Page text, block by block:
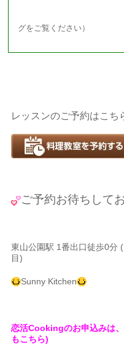
顔ヨガ専用
グをご覧ください）
レッスンのご予約はこち
ご予約お待ちして
東山公園駅 1番出口徒歩0分
目)
Sunny Kitchen
恋活Cookingのお申込みは
もこちら)